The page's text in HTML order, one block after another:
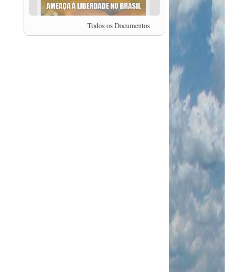
professor da Unisinos e Doutor em Ciências da
Comunicação da USP, Rafael Grohmann, que
coordena uma pesquisa internacional que visa
pressionar as plataformas digitais por melhores
Todos os Documentos